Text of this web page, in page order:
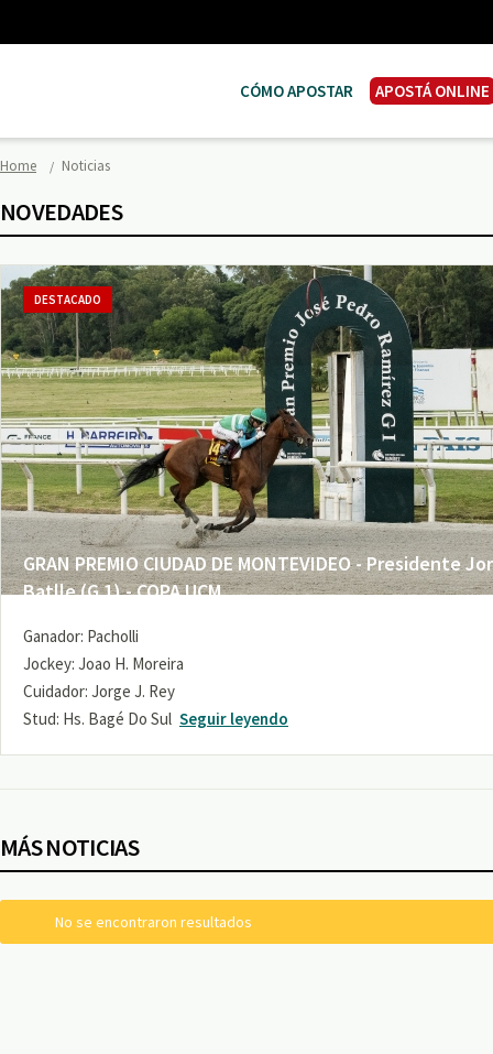
CÓMO APOSTAR APOSTÁ ONLINE
Home Noticias
NOVEDADES
GRAN PREMIO CIUDAD DE MONTEVIDEO - Presidente
Batlle (G 1) - COPA UCM
DESTACADO
Ganador: Pacholli
Jockey: Joao H. Moreira
Cuidador: Jorge J. Rey
Stud: Hs. Bagé Do Sul Seguir leyendo
MÁS NOTICIAS
No se encontraron resultados